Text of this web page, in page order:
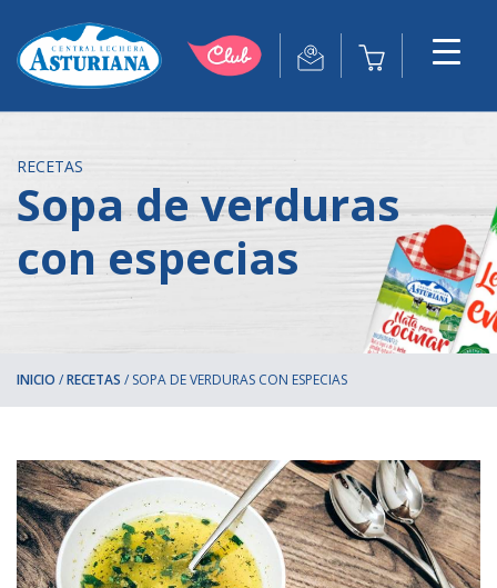
RECETAS
Sopa de verduras
con especias
INICIO /RECETAS / SOPA DE VERDURAS CON ESPECIAS